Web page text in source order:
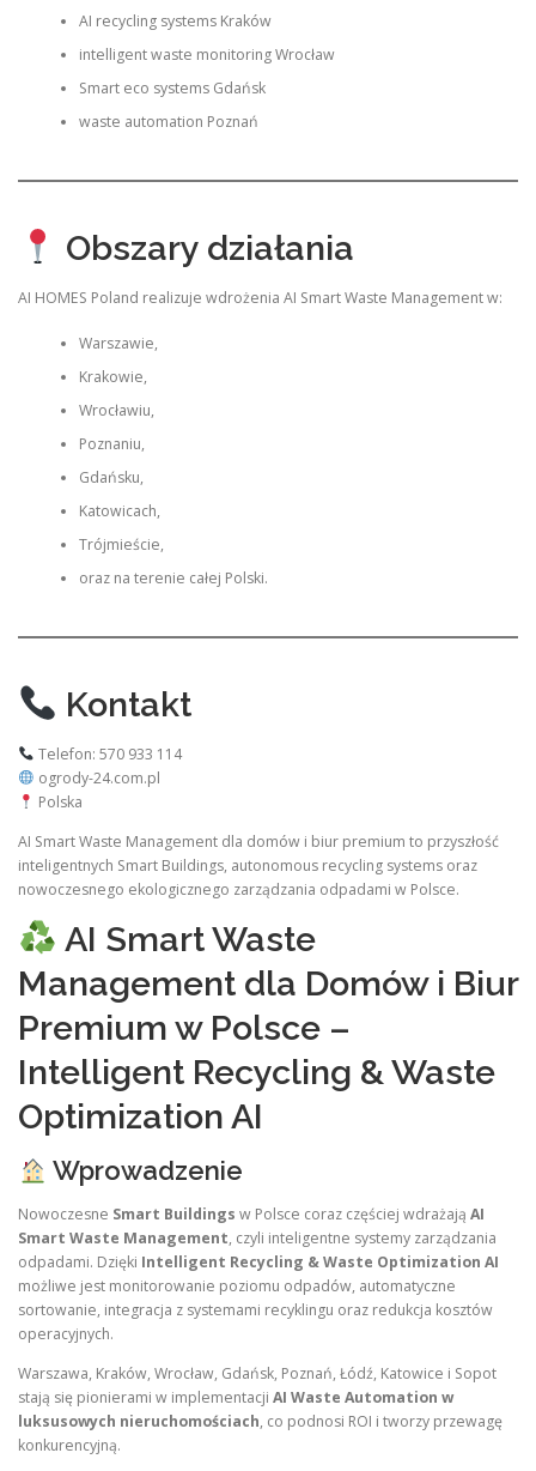
AI recycling systems Kraków
intelligent waste monitoring Wrocław
Smart eco systems Gdańsk
waste automation Poznań
Obszary działania
AI HOMES Poland realizuje wdrożenia AI Smart Waste Management w:
Warszawie,
Krakowie,
Wrocławiu,
Poznaniu,
Gdańsku,
Katowicach,
Trójmieście,
oraz na terenie całej Polski.
Kontakt
Telefon: 570 933 114
ogrody-24.com.pl
Polska
AI Smart Waste Management dla domów i biur premium to przyszłość
inteligentnych Smart Buildings, autonomous recycling systems oraz
nowoczesnego ekologicznego zarządzania odpadami w Polsce.
AI Smart Waste
Management dla Domów i Biur
Premium w Polsce –
Intelligent Recycling & Waste
Optimization AI
Wprowadzenie
Nowoczesne Smart Buildings w Polsce coraz częściej wdrażają AI
Smart Waste Management, czyli inteligentne systemy zarządzania
odpadami. Dzięki Intelligent Recycling & Waste Optimization AI
możliwe jest monitorowanie poziomu odpadów, automatyczne
sortowanie, integracja z systemami recyklingu oraz redukcja kosztów
operacyjnych.
Warszawa, Kraków, Wrocław, Gdańsk, Poznań, Łódź, Katowice i Sopot
stają się pionierami w implementacji AI Waste Automation w
luksusowych nieruchomościach, co podnosi ROI i tworzy przewagę
konkurencyjną.